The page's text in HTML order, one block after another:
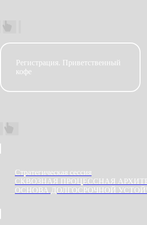
Регистрация. Приветственный
кофе
Стратегическая сессия
СКВОЗНАЯ ПРОЦЕССНАЯ
ОСНОВА ДОЛГОСРОЧНОЙ